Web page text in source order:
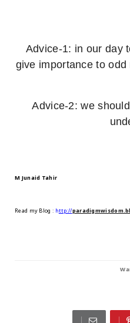
Advice-1: in our day
give importance to
Advice-2: we
M Junaid Tahir
Read my Blog : http://